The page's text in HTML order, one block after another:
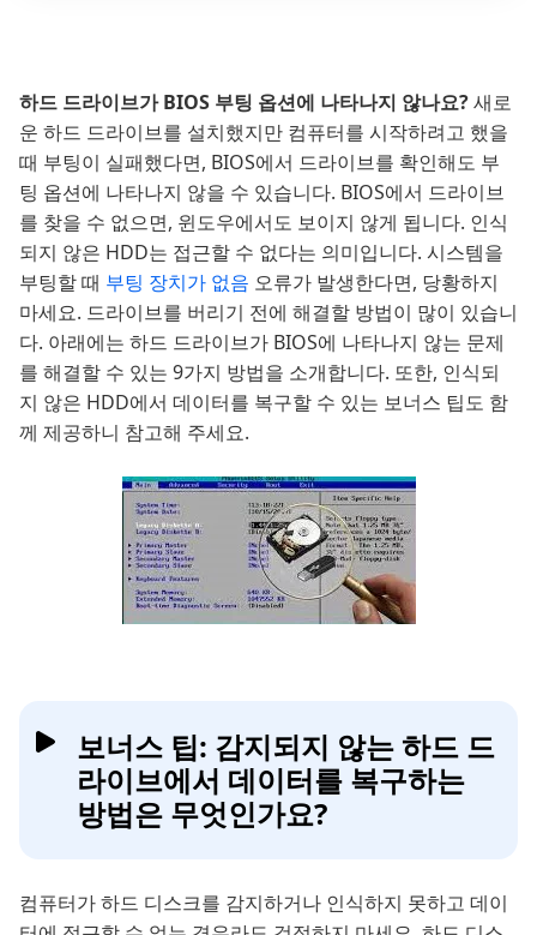
하드 드라이브가 BIOS 부팅 옵션에 나타나지 않나요?새로
운 하드 드라이브를 설치했지만 컴퓨터를 시작하려고 했을
때 부팅이 실패했다면, BIOS에서 드라이브를 확인해도 부
팅 옵션에 나타나지 않을 수 있습니다. BIOS에서 드라이브
를 찾을 수 없으면, 윈도우에서도 보이지 않게 됩니다. 인식
되지 않은 HDD는 접근할 수 없다는 의미입니다. 시스템을
부팅할 때 부팅 장치가 없음 오류가 발생한다면, 당황하지
마세요. 드라이브를 버리기 전에 해결할 방법이 많이 있습니
다. 아래에는 하드 드라이브가 BIOS에 나타나지 않는 문제
를 해결할 수 있는 9가지 방법을 소개합니다. 또한, 인식되
지 않은 HDD에서 데이터를 복구할 수 있는 보너스 팁도 함
께 제공하니 참고해 주세요.
보너스 팁: 감지되지 않는 하드 드
라이브에서 데이터를 복구하는
방법은 무엇인가요?
컴퓨터가 하드 디스크를 감지하거나 인식하지 못하고 데이